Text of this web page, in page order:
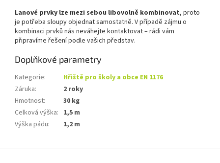
Lanové prvky lze mezi sebou libovolně kombinovat, proto
je potřeba sloupy objednat samostatně. V případě zájmu o
kombinaci prvků nás neváhejte kontaktovat – rádi vám
připravíme řešení podle vašich představ.
Doplňkové parametry
Kategorie:
Hřiště pro školy a obce EN 1176
Záruka:
2 roky
Hmotnost:
30 kg
Celková výška: 1,5 m
Výška pádu: 1,2 m